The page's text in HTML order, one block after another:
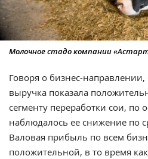
Молочное стадо компании
Говоря о бизнес-направлении,
выручка показала
сегменту переработки сои, по
наблюдалось ее снижение по
Валовая прибыль по всем
положительной, в то время